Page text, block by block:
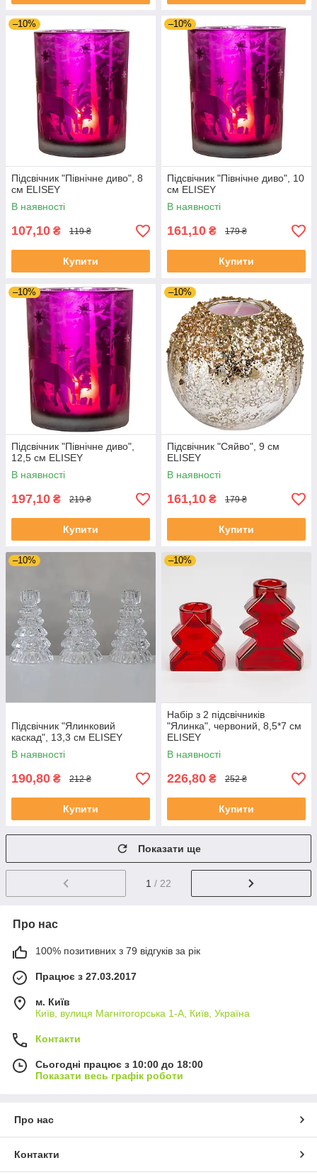
–10%
Підсвічник "Північне диво", 8
см ELISEY
В наявності
107,10 ₴ 119 ₴
Купити
–10%
Підсвічник "Північне диво", 10
см ELISEY
В наявності
161,10 ₴ 179 ₴
Купити
–10%
Підсвічник "Північне диво",
12,5 см ELISEY
В наявності
197,10 ₴ 219 ₴
Купити
–10%
Підсвічник "Сяйво", 9 см
ELISEY
В наявності
161,10 ₴ 179 ₴
Купити
–10%
Підсвічник "Ялинковий
каскад", 13,3 см ELISEY
В наявності
190,80 ₴ 212 ₴
Купити
–10%
Набір з 2 підсвічників
"Ялинка", червоний, 8,5*7 см
ELISEY
В наявності
226,80 ₴ 252 ₴
Купити
Показати ще
1 / 22
Про нас
100% позитивних з 79 відгуків за рік
Працює з 27.03.2017
м. Київ
Київ, вулиця Магнітогорська 1-А, Київ, Україна
Контакти
Сьогодні працює з 10:00 до 18:00
Показати весь графік роботи
Про нас
Контакти